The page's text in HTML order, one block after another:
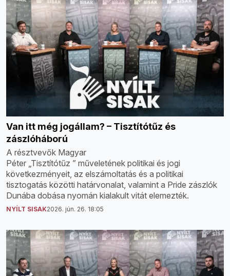
Van itt még jogállam? – Tisztítótűz és
zászlóháború
A résztvevők Magyar
Péter „Tisztítótűz ” műveletének politikai és jogi
következményeit, az elszámoltatás és a politikai
tisztogatás közötti határvonalat, valamint a Pride zászlók
Dunába dobása nyomán kialakult vitát elemezték.
NYÍLT SISAK2026. jún. 26. 18:05